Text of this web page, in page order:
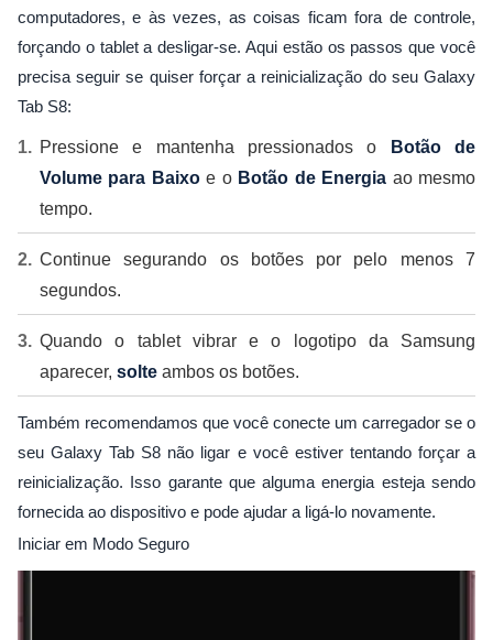
computadores, e às vezes, as coisas ficam fora de controle,
forçando o tablet a desligar-se. Aqui estão os passos que você
precisa seguir se quiser forçar a reinicialização do seu Galaxy
Tab S8:
Pressione e mantenha pressionados o
Botão de
Volume para Baixoe o Botão de Energia ao mesmo
tempo.
Continue segurando os botões por pelo menos 7
segundos.
Quando o tablet vibrar e o logotipo da Samsung
aparecer, solte ambos os botões.
Também recomendamos que você conecte um carregador se o
seu Galaxy Tab S8 não ligar e você estiver tentando forçar a
reinicialização. Isso garante que alguma energia esteja sendo
fornecida ao dispositivo e pode ajudar a ligá-lo novamente.
Iniciar em Modo Seguro